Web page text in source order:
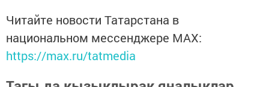
Читайте новости Татарстана в
национальном мессенджере MАХ:
https://max.ru/tatmedia